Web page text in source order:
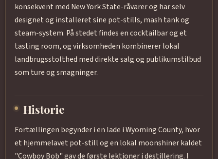
konsekvent med New York State-råvarer og har selv
designet og installeret sine pot-stills, mash tank og
steam-system. På stedet findes en cocktailbar og et
tasting room, og virksomheden kombinerer lokal
landbrugsstolthed med direkte salg og publikumstilbud
som ture og smagninger.
Historie
Fortællingen begynder i en lade i Wyoming County, hvor
et hjemmelavet pot-still og en lokal moonshiner kaldet
"Cowboy Bob" gav de første lektioner i destillering. I